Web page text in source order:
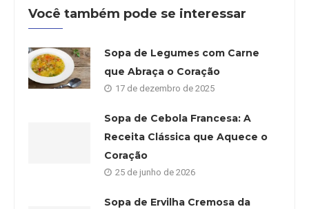
Você também pode se interessar
Sopa de Legumes com Carne
que Abraça o Coração
17 de dezembro de 2025
Sopa de Cebola Francesa: A
Receita Clássica que Aquece o
Coração
25 de junho de 2026
Sopa de Ervilha Cremosa da